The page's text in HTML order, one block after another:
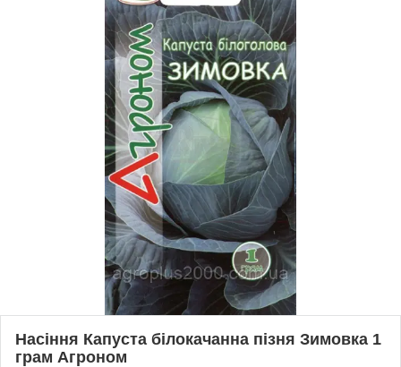
Насіння Капуста білокачанна пізня Зимовка 1
грам Агроном